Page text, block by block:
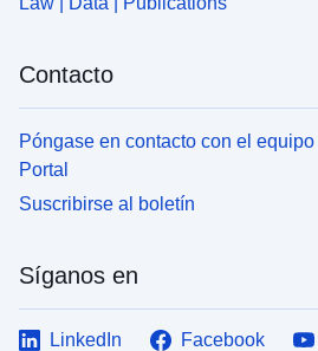
Contacto
Póngase en contacto con el
Portal
Suscribirse al boletín
Síganos en
LinkedIn Facebook